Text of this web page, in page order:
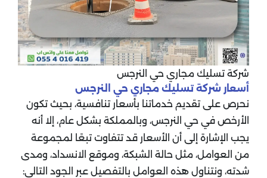
شركة تسليك مجاري حي النرجس
أسعار شركة تسليك مجاري حي النرجس
نحرص على تقديم خدماتنا بأسعار تنافسية، بحيث تكون
الأرخص في حي النرجس، وبالمملكة بشكل عام، إلا أنه
يجب الإشارة إلى أن الأسعار قد تتفاوت تبعًا لمجموعة
من العوامل، مثل حالة الشبكة، وموقع الانسداد، ومدى
شدته، ونتناول هذه العوامل بالتفصيل عبر الجود التالي: